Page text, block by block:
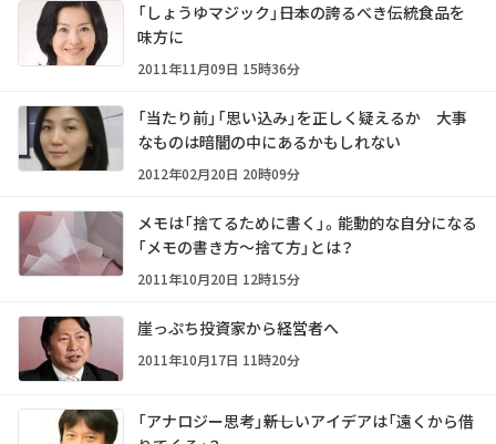
「しょうゆマジック」――日本の誇るべき伝統食品を
味方に
2011年11月09日 15時36分
「当たり前」「思い込み」を正しく疑えるか 大事
なものは暗闇の中にあるかもしれない
2012年02月20日 20時09分
メモは「捨てるために書く」。能動的な自分になる
「メモの書き方～捨て方」とは？
2011年10月20日 12時15分
崖っぷち投資家から経営者へ
2011年10月17日 11時20分
「アナロジー思考」――新しいアイデアは「遠くから借